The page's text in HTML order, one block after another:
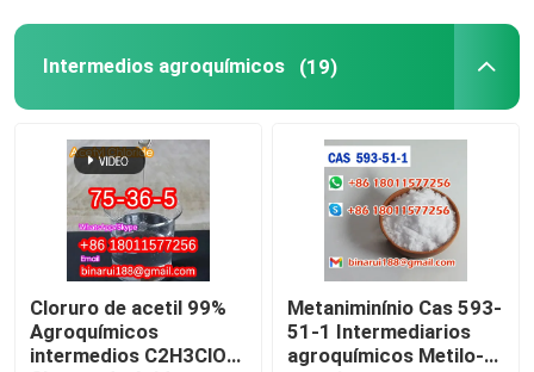
Intermedios agroquímicos (19)
Cloruro de acetil 99%
Agroquímicos
intermedios C2H3ClO
Metaniminínio Cas 593-
51-1 Intermediarios
agroquímicos Metilo-